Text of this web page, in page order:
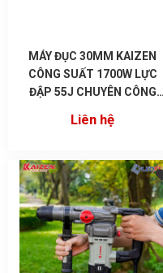
MÁY ĐỤC 30MM KAIZEN
CÔNG SUẤT 1700W LỰC
ĐẬP 55J CHUYÊN CÔNG
Liên hệ